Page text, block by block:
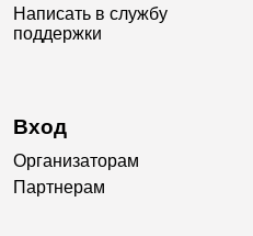
Написать в службу
поддержки
Вход
Организаторам
Партнерам